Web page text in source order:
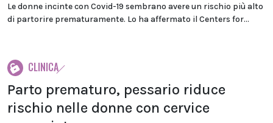
Le donne incinte con Covid-19 sembrano avere un rischio più alto
di partorire prematuramente. Lo ha affermato il Centers for...
CLINICA
Parto prematuro, pessario riduce
rischio nelle donne con cervice